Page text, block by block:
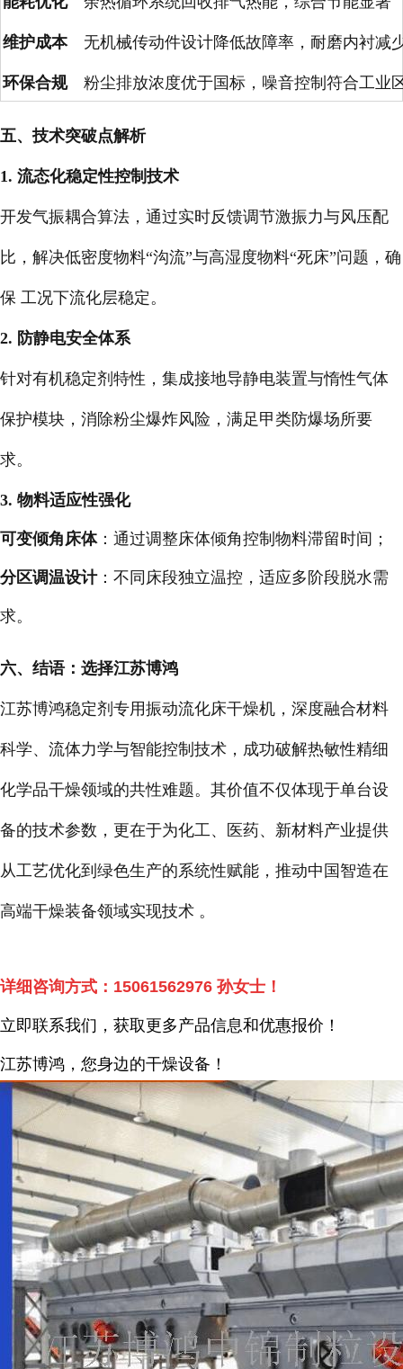
维护成本 无机械传动件设计降低故障率，耐磨内衬减
环保合规 粉尘排放浓度优于国标，噪音控制符合工业
五、技术突破点解析
1. 流态化稳定性控制技术
开发气振耦合算法，通过实时反馈调节激振力与风压配
比，解决低密度物料“沟流”与高湿度物料“死床”问题，确
保 工况下流化层稳定。
2. 防静电安全体系
针对有机稳定剂特性，集成接地导静电装置与惰性气体
保护模块，消除粉尘爆炸风险，满足甲类防爆场所要
求。
3. 物料适应性强化
可变倾角床体：通过调整床体倾角控制物料滞留时间；
分区调温设计：不同床段独立温控，适应多阶段脱水需
求。
六、结语：选择江苏博鸿
江苏博鸿稳定剂专用振动流化床干燥机，深度融合材料
科学、流体力学与智能控制技术，成功破解热敏性精细
化学品干燥领域的共性难题。其价值不仅体现于单台设
备的技术参数，更在于为化工、医药、新材料产业提供
从工艺优化到绿色生产的系统性赋能，推动中国智造在
高端干燥装备领域实现技术 。
详细咨询方式： 15061562976 孙女士！
立即联系我们，获取更多产品信息和优惠报价！
江苏博鸿，您身边的干燥设备 ！